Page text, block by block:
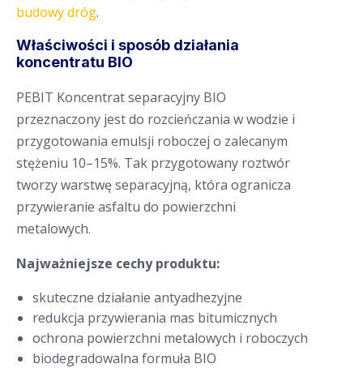
budowy dróg.
Właściwości i sposób działania
koncentratu BIO
PEBIT Koncentrat separacyjny BIO
przeznaczony jest do rozcieńczania w wodzie i
przygotowania emulsji roboczej o zalecanym
stężeniu 10–15%. Tak przygotowany roztwór
tworzy warstwę separacyjną, która ogranicza
przywieranie asfaltu do powierzchni
metalowych.
Najważniejsze cechy produktu:
skuteczne działanie antyadhezyjne
redukcja przywierania mas bitumicznych
ochrona powierzchni metalowych i roboczych
biodegradowalna formuła BIO